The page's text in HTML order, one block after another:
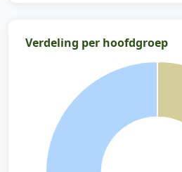
Verdeling per hoofdgroep